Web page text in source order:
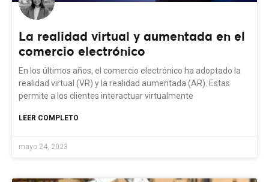
La realidad virtual y aumentada en el
comercio electrónico
En los últimos años, el comercio electrónico ha adoptado la
realidad virtual (VR) y la realidad aumentada (AR). Estas
permite a los clientes interactuar virtualmente
LEER COMPLETO
mayo 24, 2023